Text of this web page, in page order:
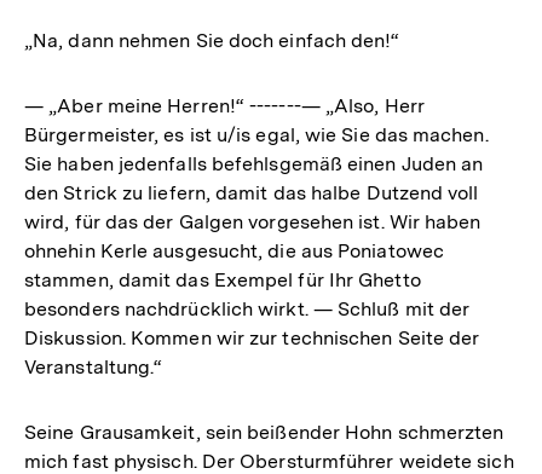
„Na, dann nehmen Sie doch einfach den!“
— „Aber meine Herren!“ -------— „Also, Herr
Bürgermeister, es ist u/is egal, wie Sie das machen.
Sie haben jedenfalls befehlsgemäß einen Juden an
den Strick zu liefern, damit das halbe Dutzend voll
wird, für das der Galgen vorgesehen ist. Wir haben
ohnehin Kerle ausgesucht, die aus Poniatowec
stammen, damit das Exempel für Ihr Ghetto
besonders nachdrücklich wirkt. — Schluß mit der
Diskussion. Kommen wir zur technischen Seite der
Veranstaltung.“
Seine Grausamkeit, sein beißender Hohn schmerzten
mich fast physisch. Der Obersturmführer weidete sich